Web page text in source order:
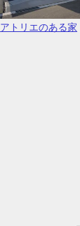
アトリエのある家